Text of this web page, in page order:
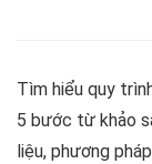
Tìm hiểu quy
5 bước từ khảo
liệu, phương